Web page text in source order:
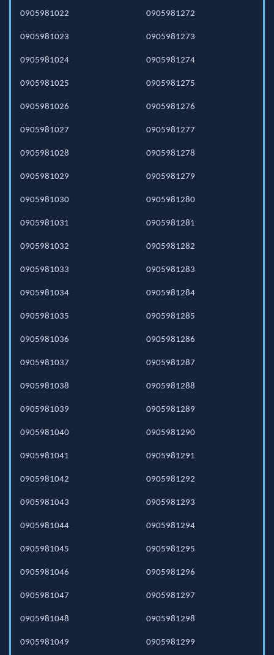
0905981022
0905981023
0905981024
0905981025
0905981026
0905981027
0905981028
0905981029
0905981030
0905981031
0905981032
0905981033
0905981034
0905981035
0905981036
0905981037
0905981038
0905981039
0905981040
0905981041
0905981042
0905981043
0905981044
0905981045
0905981046
0905981047
0905981048
0905981049
0905981272
0905981273
0905981274
0905981275
0905981276
0905981277
0905981278
0905981279
0905981280
0905981281
0905981282
0905981283
0905981284
0905981285
0905981286
0905981287
0905981288
0905981289
0905981290
0905981291
0905981292
0905981293
0905981294
0905981295
0905981296
0905981297
0905981298
0905981299